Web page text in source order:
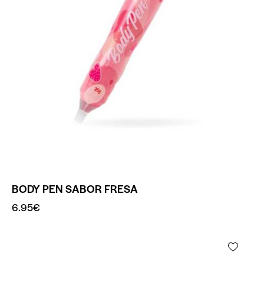
BODY PEN SABOR FRESA
6.95€